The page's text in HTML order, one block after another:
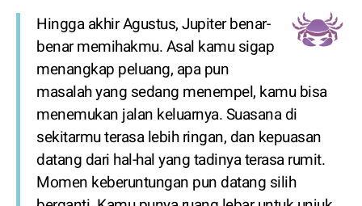
Hingga akhir Agustus, Jupiter benar-
benar memihakmu. Asal kamu sigap
menangkap peluang, apa pun
masalah yang sedang menempel, kamu bisa
menemukan jalan keluarnya. Suasana di
sekitarmu terasa lebih ringan, dan kepuasan
datang dari hal-hal yang tadinya terasa rumit.
Momen keberuntungan pun datang silih